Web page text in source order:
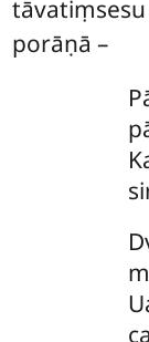
porāṇā –